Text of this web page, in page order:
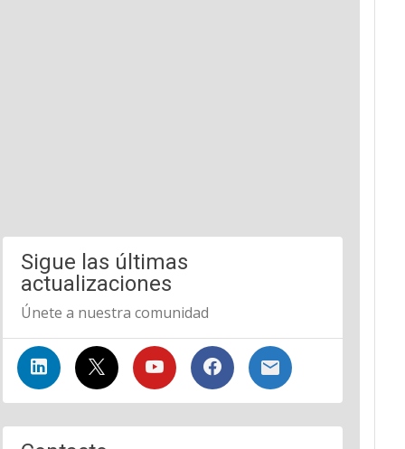
Sigue las últimas
actualizaciones
Únete a nuestra comunidad